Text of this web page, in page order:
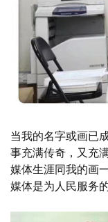
当我的名字或画已
事充满传奇，又充
媒体生涯同我的画
媒体是为人民服务